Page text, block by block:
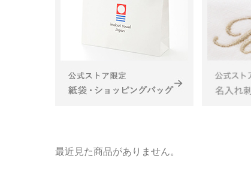
最近見た商品がありません。